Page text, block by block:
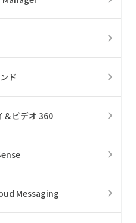
ド
＆ビデオ 360
Messaging